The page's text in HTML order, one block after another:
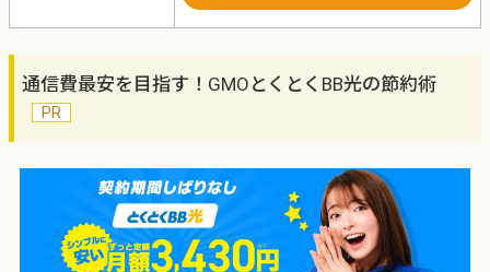
通信費最安を目指す！GMOとくとくBB光の節約術